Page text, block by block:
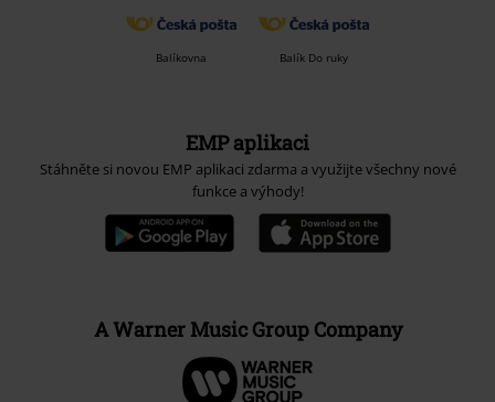
Balíkovna Balík Do ruky
EMP aplikaci
Stáhněte si novou EMP aplikaci zdarma a využijte všechny nové
funkce a výhody!
A Warner Music Group Company